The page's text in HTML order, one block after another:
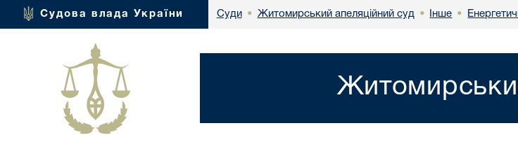
Судова влада України Суди • Житомирський апеляційний суд • Інше •